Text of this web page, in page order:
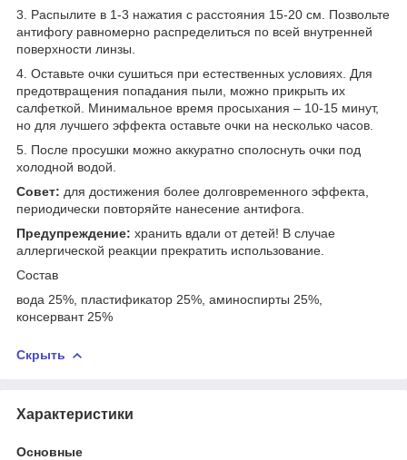
3. Распылите в 1-3 нажатия с расстояния 15-20 см. Позвольте
антифогу равномерно распределиться по всей внутренней
поверхности линзы.
4. Оставьте очки сушиться при естественных условиях. Для
предотвращения попадания пыли, можно прикрыть их
салфеткой. Минимальное время просыхания – 10-15 минут,
но для лучшего эффекта оставьте очки на несколько часов.
5. После просушки можно аккуратно сполоснуть очки под
холодной водой.
Совет: для достижения более долговременного эффекта,
периодически повторяйте нанесение антифога.
Предупреждение: хранить вдали от детей! В случае
аллергической реакции прекратить использование.
Состав
вода 25%, пластификатор 25%, аминоспирты 25%,
консервант 25%
Скрыть
Характеристики
Основные